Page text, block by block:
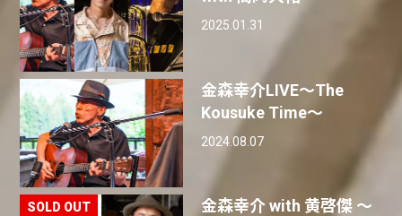
2025.01.31
金森幸介LIVE〜The
Kousuke Time〜
2024.08.07
金森幸介 with 黄啓傑 〜